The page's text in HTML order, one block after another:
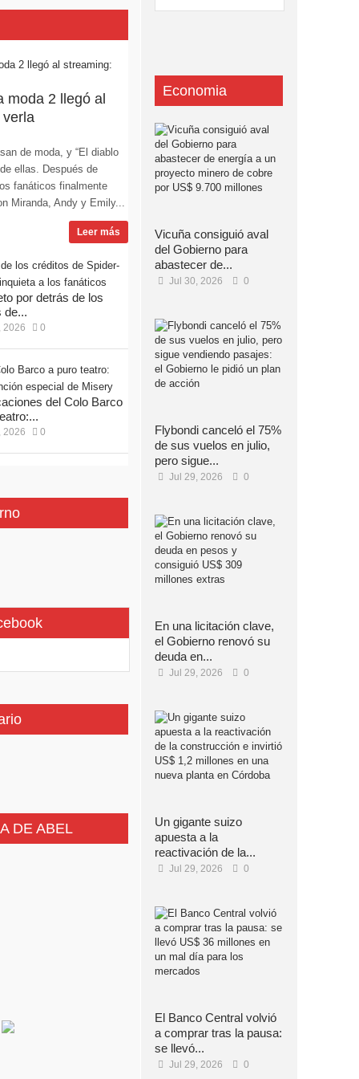
moda 2 llegó al
verla
de moda, y “El diablo
ellas. Después de
fanáticos finalmente
Miranda, Andy y Emily...
Leer más
por detrás de los
de...
2026 0
del Colo Barco
2026 0
DE ABEL
Economia
Vicuña consiguió aval
del Gobierno para
abastecer de...
Jul 30, 2026 0
Flybondi canceló el 75%
de sus vuelos en julio,
pero sigue...
Jul 29, 2026 0
En una licitación clave,
el Gobierno renovó su
deuda en...
Jul 29, 2026 0
Un gigante suizo
apuesta a la
reactivación de la...
Jul 29, 2026 0
El Banco Central volvió
a comprar tras la pausa:
se llevó...
Jul 29, 2026 0